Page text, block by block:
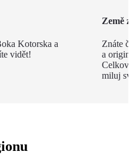
Kotorska a
vidět!
Země
Znáte
a
miluj